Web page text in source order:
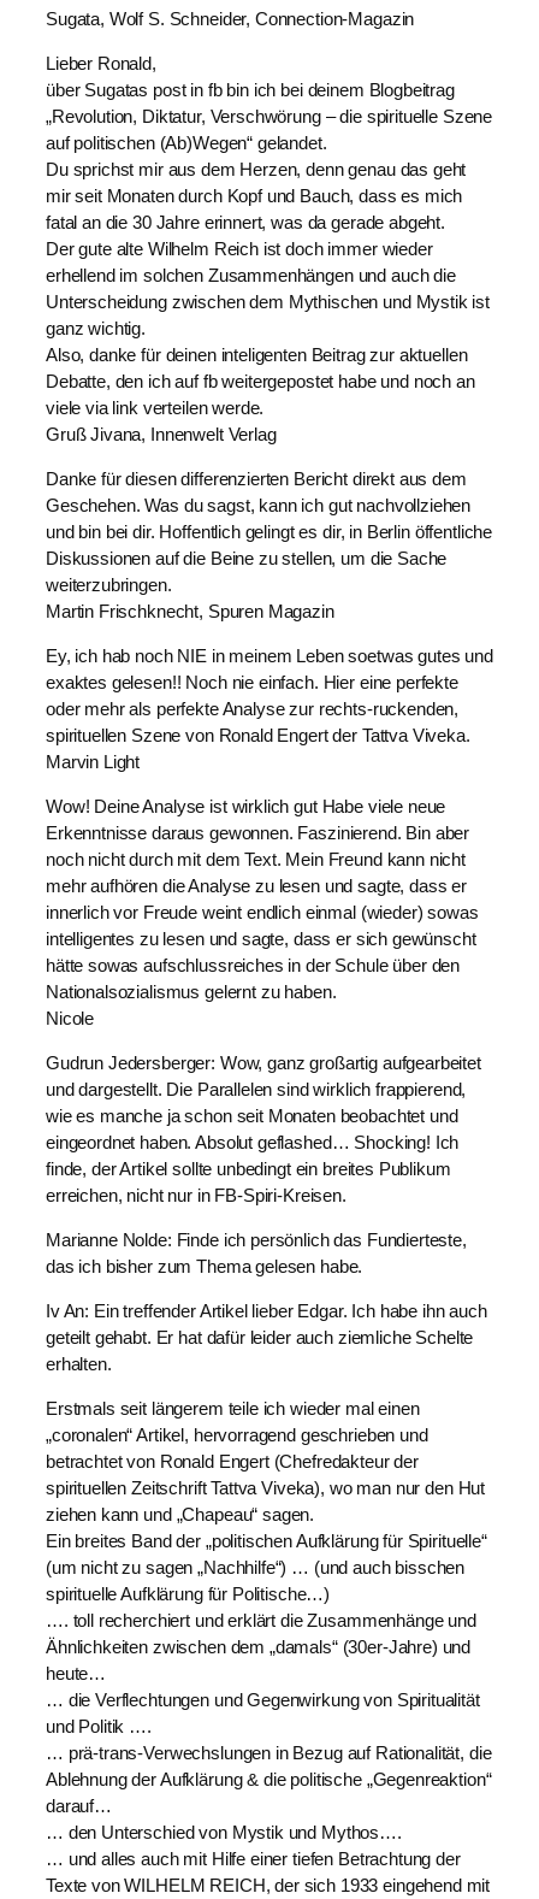
Sugata, Wolf S. Schneider, Connection-Magazin
Lieber Ronald,
über Sugatas post in fb bin ich bei deinem Blogbeitrag
„Revolution, Diktatur, Verschwörung – die spirituelle Szene
auf politischen (Ab)Wegen“ gelandet.
Du sprichst mir aus dem Herzen, denn genau das geht
mir seit Monaten durch Kopf und Bauch, dass es mich
fatal an die 30 Jahre erinnert, was da gerade abgeht.
Der gute alte Wilhelm Reich ist doch immer wieder
erhellend im solchen Zusammenhängen und auch die
Unterscheidung zwischen dem Mythischen und Mystik ist
ganz wichtig.
Also, danke für deinen inteligenten Beitrag zur aktuellen
Debatte, den ich auf fb weitergepostet habe und noch an
viele via link verteilen werde.
Gruß Jivana, Innenwelt Verlag
Danke für diesen differenzierten Bericht direkt aus dem
Geschehen. Was du sagst, kann ich gut nachvollziehen
und bin bei dir. Hoffentlich gelingt es dir, in Berlin öffentliche
Diskussionen auf die Beine zu stellen, um die Sache
weiterzubringen.
Martin Frischknecht, Spuren Magazin
Ey, ich hab noch NIE in meinem Leben soetwas gutes und
exaktes gelesen!! Noch nie einfach. Hier eine perfekte
oder mehr als perfekte Analyse zur rechts-ruckenden,
spirituellen Szene von Ronald Engert der Tattva Viveka.
Marvin Light
Wow! Deine Analyse ist wirklich gut Habe viele neue
Erkenntnisse daraus gewonnen. Faszinierend. Bin aber
noch nicht durch mit dem Text. Mein Freund kann nicht
mehr aufhören die Analyse zu lesen und sagte, dass er
innerlich vor Freude weint endlich einmal (wieder) sowas
intelligentes zu lesen und sagte, dass er sich gewünscht
hätte sowas aufschlussreiches in der Schule über den
Nationalsozialismus gelernt zu haben.
Nicole
Gudrun Jedersberger: Wow, ganz großartig aufgearbeitet
und dargestellt. Die Parallelen sind wirklich frappierend,
wie es manche ja schon seit Monaten beobachtet und
eingeordnet haben. Absolut geflashed… Shocking! Ich
finde, der Artikel sollte unbedingt ein breites Publikum
erreichen, nicht nur in FB-Spiri-Kreisen.
Marianne Nolde: Finde ich persönlich das Fundierteste,
das ich bisher zum Thema gelesen habe.
Iv An: Ein treffender Artikel lieber Edgar. Ich habe ihn auch
geteilt gehabt. Er hat dafür leider auch ziemliche Schelte
erhalten.
Erstmals seit längerem teile ich wieder mal einen
„coronalen“ Artikel, hervorragend geschrieben und
betrachtet von Ronald Engert (Chefredakteur der
spirituellen Zeitschrift Tattva Viveka), wo man nur den Hut
ziehen kann und „Chapeau“ sagen.
Ein breites Band der „politischen Aufklärung für Spirituelle“
(um nicht zu sagen „Nachhilfe“) … (und auch bisschen
spirituelle Aufklärung für Politische…)
…. toll recherchiert und erklärt die Zusammenhänge und
Ähnlichkeiten zwischen dem „damals“ (30er-Jahre) und
heute…
… die Verflechtungen und Gegenwirkung von Spiritualität
und Politik ….
… prä-trans-Verwechslungen in Bezug auf Rationalität, die
Ablehnung der Aufklärung & die politische „Gegenreaktion“
darauf…
… den Unterschied von Mystik und Mythos….
… und alles auch mit Hilfe einer tiefen Betrachtung der
Texte von WILHELM REICH, der sich 1933 eingehend mit